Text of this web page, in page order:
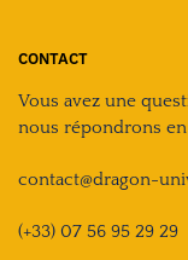
CONTACT
Vous avez une
nous répondrons
contact@dragon-
(+33) 07 56 95 29 29